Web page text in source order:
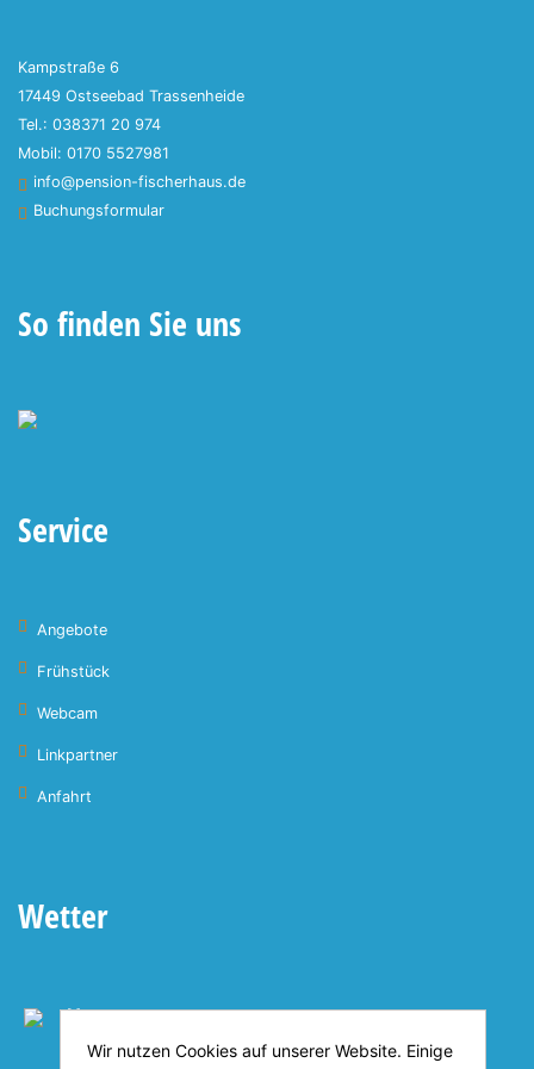
Kampstraße 6
17449 Ostseebad Trassenheide
Tel.: 038371 20 974
Mobil: 0170 5527981
info@pension-fischerhaus.de
Buchungsformular
So finden Sie uns
Service
Angebote
Frühstück
Webcam
Linkpartner
Anfahrt
Wetter
Heute
27°C
Wir nutzen Cookies auf unserer Website. Einige